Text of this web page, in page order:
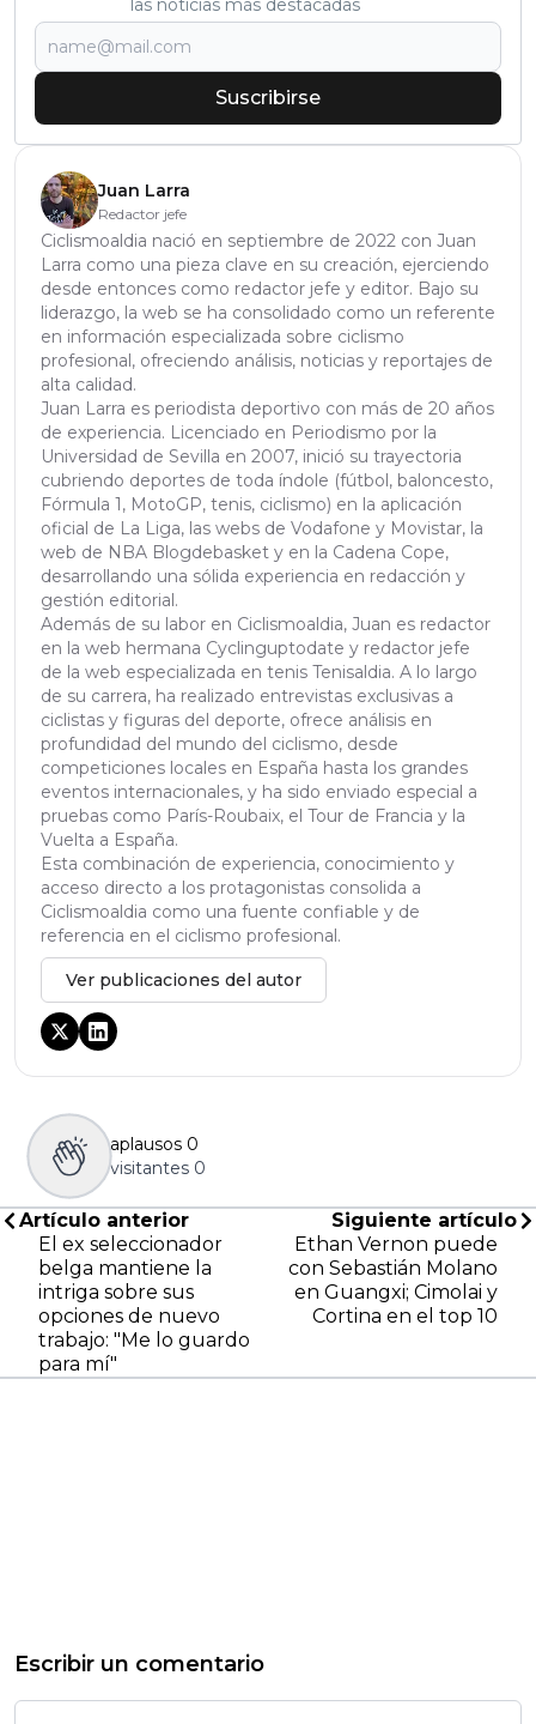
las noticias más destacadas
Suscribirse
Juan Larra
Redactor jefe
Ciclismoaldia nació en septiembre de 2022 con Juan
Larra como una pieza clave en su creación, ejerciendo
desde entonces como redactor jefe y editor. Bajo su
liderazgo, la web se ha consolidado como un referente
en información especializada sobre ciclismo
profesional, ofreciendo análisis, noticias y reportajes de
alta calidad.
Juan Larra es periodista deportivo con más de 20 años
de experiencia. Licenciado en Periodismo por la
Universidad de Sevilla en 2007, inició su trayectoria
cubriendo deportes de toda índole (fútbol, baloncesto,
Fórmula 1, MotoGP, tenis, ciclismo) en la aplicación
oficial de La Liga, las webs de Vodafone y Movistar, la
web de NBA Blogdebasket y en la Cadena Cope,
desarrollando una sólida experiencia en redacción y
gestión editorial.
Además de su labor en Ciclismoaldia, Juan es redactor
en la web hermana Cyclinguptodate y redactor jefe
de la web especializada en tenis Tenisaldia. A lo largo
de su carrera, ha realizado entrevistas exclusivas a
ciclistas y figuras del deporte, ofrece análisis en
profundidad del mundo del ciclismo, desde
competiciones locales en España hasta los grandes
eventos internacionales, y ha sido enviado especial a
pruebas como París-Roubaix, el Tour de Francia y la
Vuelta a España.
Esta combinación de experiencia, conocimiento y
acceso directo a los protagonistas consolida a
Ciclismoaldia como una fuente confiable y de
referencia en el ciclismo profesional.
Ver publicaciones del autor
aplausos 0
visitantes 0
Artículo anterior
El ex seleccionador
belga mantiene la
intriga sobre sus
opciones de nuevo
trabajo: "Me lo guardo
para mí"
Siguiente artículo
Ethan Vernon puede
con Sebastián Molano
en Guangxi; Cimolai y
Cortina en el top 10
Escribir un comentario